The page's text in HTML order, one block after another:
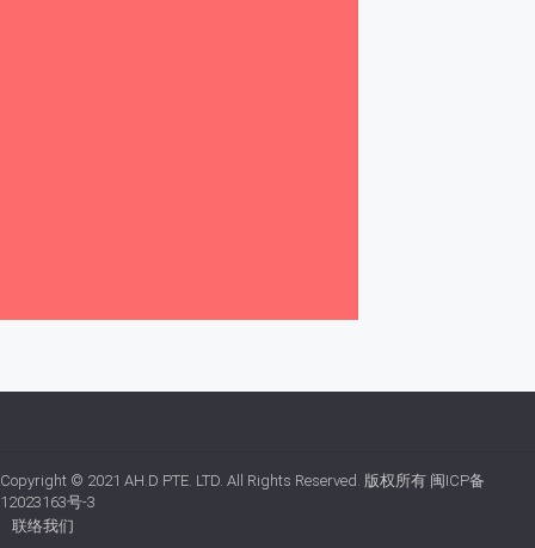
Copyright © 2021 AH.D PTE. LTD. All Rights Reserved. 版权所有 闽ICP备
12023163号-3
联络我们